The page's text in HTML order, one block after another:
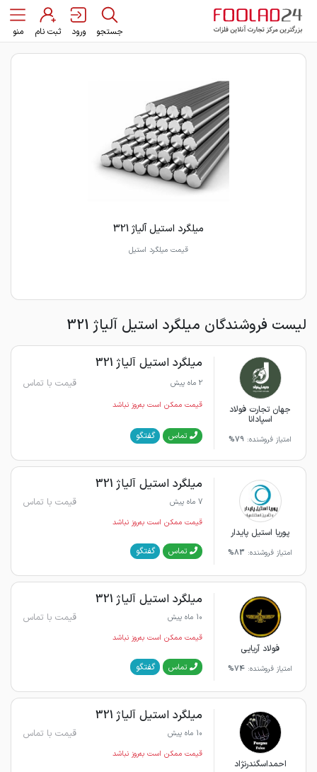
جستجو ورود ثبت نام منو
میلگرد استیل آلیاژ 321
قیمت میلگرد استیل
لیست فروشندگان میلگرد استیل آلیاژ 321
جهان تجارت فولاد
اسپادانا
امتیاز فروشنده: 79%
میلگرد استیل آلیاژ 321
2 ماه پیش قیمت با تماس
قیمت ممکن است به‌روز نباشد
تماس گفتگو
پوریا استیل پایدار
امتیاز فروشنده: 83%
میلگرد استیل آلیاژ 321
7 ماه پیش قیمت با تماس
قیمت ممکن است به‌روز نباشد
تماس گفتگو
فولاد آریایی
امتیاز فروشنده: 74%
میلگرد استیل آلیاژ 321
10 ماه پیش قیمت با تماس
قیمت ممکن است به‌روز نباشد
تماس گفتگو
احمداسگندرنژاد
میلگرد استیل آلیاژ 321
10 ماه پیش قیمت با تماس
قیمت ممکن است به‌روز نباشد